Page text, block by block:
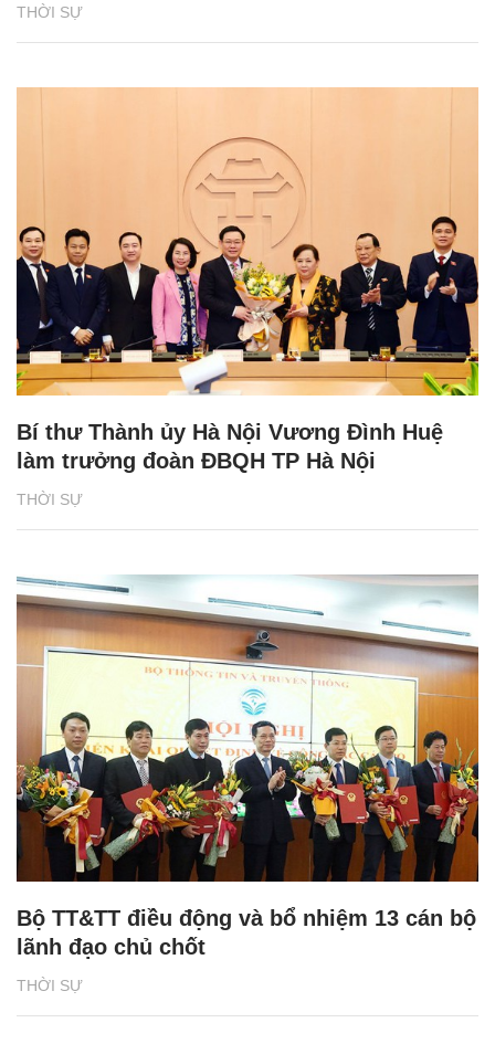
THỜI SỰ
THỜI SỰ
Bí thư Thành ủy Hà Nội Vương Đình Huệ
làm trưởng đoàn ĐBQH TP Hà Nội
THỜI SỰ
Bộ TT&TT điều động và bổ nhiệm 13 cán bộ
lãnh đạo chủ chốt